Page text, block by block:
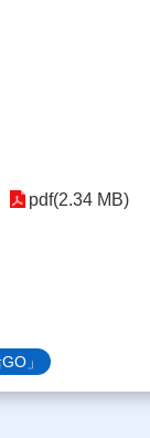
pdf(2.34 MB)
」